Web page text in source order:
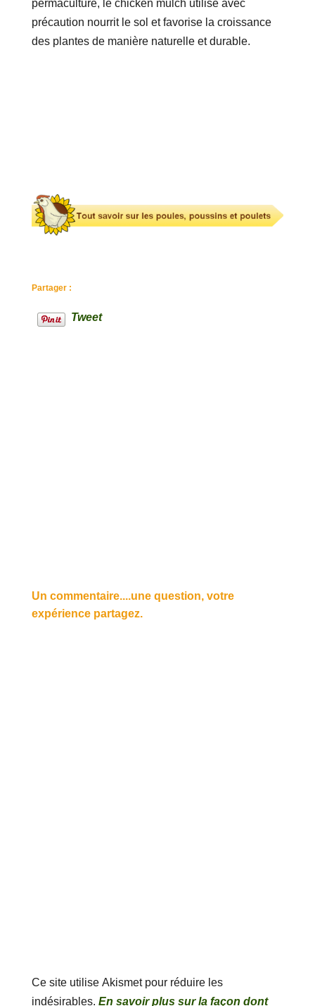
permaculture, le chicken mulch utilisé avec
précaution nourrit le sol et favorise la croissance
des plantes de manière naturelle et durable.
Partager :
Tweet
Un commentaire....une question, votre
expérience partagez.
Ce site utilise Akismet pour réduire les
indésirables. En savoir plus sur la façon dont